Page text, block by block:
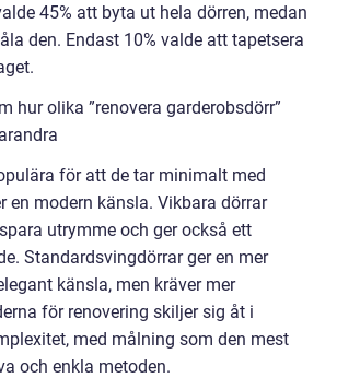
45% att byta ut hela dörren, medan
den. Endast 10% valde att tapetsera
hur olika ”renovera garderobsdörr”
för att de tar minimalt med
en modern känsla. Vikbara dörrar
utrymme och ger också ett
Standardsvingdörrar ger en mer
känsla, men kräver mer
för renovering skiljer sig åt i
med målning som den mest
och enkla metoden.